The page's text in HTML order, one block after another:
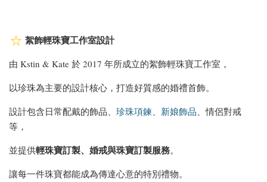
絮飾輕珠寶工作室設計
由 Kstin & Kate 於 2017 年所成立的絮飾輕珠寶工作室，
以珍珠為主要的設計核心，打造好質感的婚禮首飾。
設計包含日常配戴的飾品、 珍珠項鍊、 新娘飾品、情侶對戒
等，
並提供輕珠寶訂製、婚戒與珠寶訂製服務。
讓每一件珠寶都能成為傳達心意的特別禮物。